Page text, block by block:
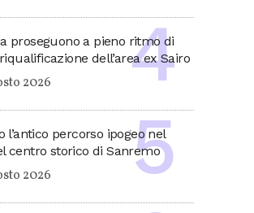
proseguono a pieno ritmo di
dell’area ex Sairo
2026
l’antico percorso ipogeo nel
centro storico di Sanremo
2026